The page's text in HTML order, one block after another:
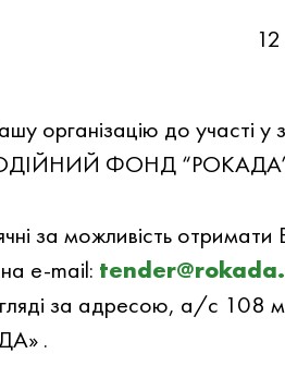
органiзацiю до участi у
ФОНД “РОКАДА”,
за можливiсть
на e-mail:
за адресою, а/с
.